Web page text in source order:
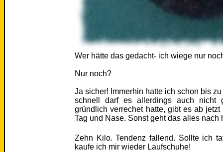
Wer hätte das gedacht- ich wiege nur
Nur noch?
Ja sicher! Immerhin hatte ich schon bis
schnell darf es allerdings auch nicht
gründlich verrechet hatte, gibt es ab
Tag und Nase. Sonst geht das alles nach
Zehn Kilo. Tendenz fallend. Sollte ich
kaufe ich mir wieder Laufschuhe!